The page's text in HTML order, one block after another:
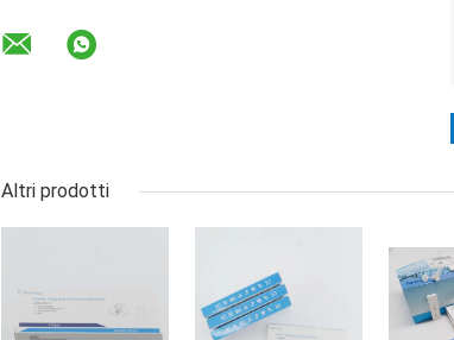
Altri prodotti